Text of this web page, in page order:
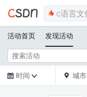
活动首页 发现活动
 时间   城市